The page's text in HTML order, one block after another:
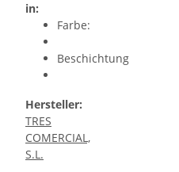
in:
Farbe:
Beschichtung
Hersteller:
TRES
COMERCIAL,
S.L.